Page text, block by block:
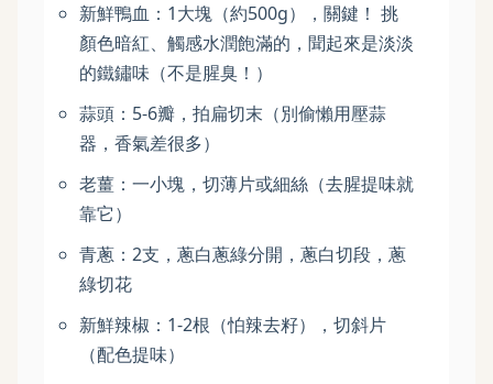
新鮮鴨血：1大塊（約500g），關鍵！ 挑
顏色暗紅、觸感水潤飽滿的，聞起來是淡淡
的鐵鏽味（不是腥臭！）
蒜頭：5-6瓣，拍扁切末（別偷懶用壓蒜
器，香氣差很多）
老薑：一小塊，切薄片或細絲（去腥提味就
靠它）
青蔥：2支，蔥白蔥綠分開，蔥白切段，蔥
綠切花
新鮮辣椒：1-2根（怕辣去籽），切斜片
（配色提味）